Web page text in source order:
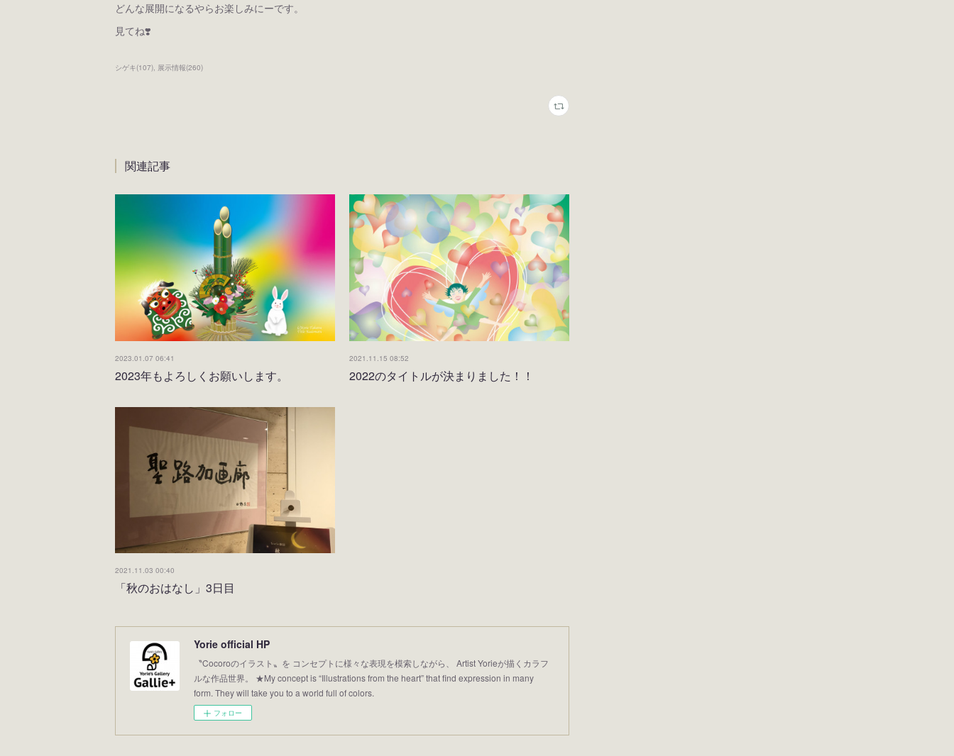
どんな展開になるやらお楽しみにーです。
見てね❣️
シゲキ(107) 展示情報(260)
関連記事
2023.01.07 06:41
2023年もよろしくお願いします。
2021.11.15 08:52
2022のタイトルが決まりました！！
2021.11.03 00:40
「秋のおはなし」3日目
Yorie official HP
〝Cocoroのイラスト〟を コンセプトに様々な表現を模索しながら、 Artist Yorieが描くカラフ
ルな作品世界。 ★My concept is “Illustrations from the heart” that find expression in many
form. They will take you to a world full of colors.
フォロー